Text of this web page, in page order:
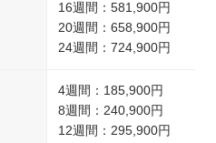
16週間：581,900円
20週間：658,900円
24週間：724,900円
4週間：185,900円
8週間：240,900円
12週間：295,900円